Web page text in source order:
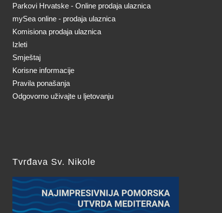
Parkovi Hrvatske - Online prodaja ulaznica
mySea online - prodaja ulaznica
Komisiona prodaja ulaznica
Izleti
Smještaj
Korisne informacije
Pravila ponašanja
Odgovorno uživajte u ljetovanju
Tvrđava Sv. Nikole